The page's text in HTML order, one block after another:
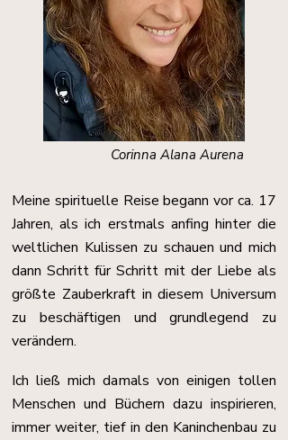
Corinna Alana Aurena
Meine spirituelle Reise begann vor ca. 17
Jahren, als ich erstmals anfing hinter die
weltlichen Kulissen zu schauen und mich
dann Schritt für Schritt mit der Liebe als
größte Zauberkraft in diesem Universum
zu beschäftigen und grundlegend zu
verändern.
Ich ließ mich damals von einigen tollen
Menschen und Büchern dazu inspirieren,
immer weiter, tief in den Kaninchenbau zu